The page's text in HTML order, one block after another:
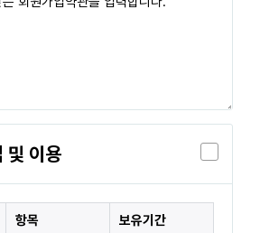
및 이용
항목 보유기간